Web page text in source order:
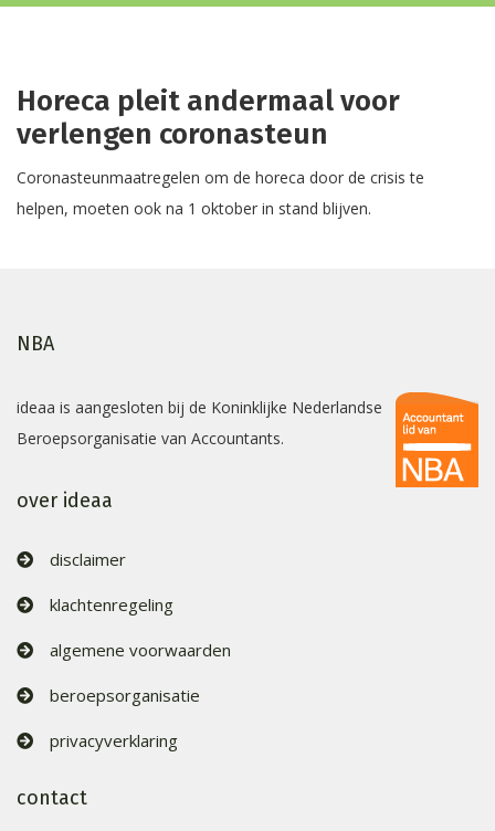
Horeca pleit andermaal voor
verlengen coronasteun
Coronasteunmaatregelen om de horeca door de crisis te
helpen, moeten ook na 1 oktober in stand blijven.
NBA
ideaa is aangesloten bij de Koninklijke Nederlandse
Beroepsorganisatie van Accountants.
over ideaa
disclaimer
klachtenregeling
algemene voorwaarden
beroepsorganisatie
privacyverklaring
contact